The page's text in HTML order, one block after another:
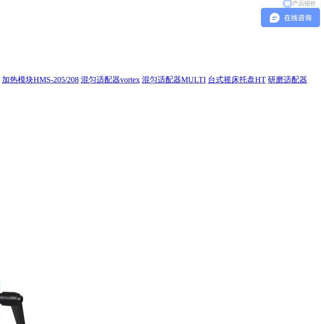
加热模块HMS-205/208 混匀适配器vortex 混匀适配器MULTI 台式摇床托盘HT 研磨适配器